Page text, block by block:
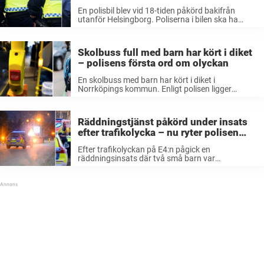
En polisbil blev vid 18-tiden påkörd bakifrån
utanför Helsingborg. Poliserna i bilen ska ha
togs ...
Skolbuss full med barn har kört i diket
– polisens första ord om olyckan
En skolbuss med barn har kört i diket i
Norrköpings kommun. Enligt polisen ligger
skadad, säger Mats Pettersson, p
Räddningstjänst påkörd under insats
efter trafikolycka – nu ryter polisen
ifrån: ”Hade kunnat sluta riktigt illa”
Efter trafikolyckan på E4:n pågick en
räddningsinsats där två små barn var